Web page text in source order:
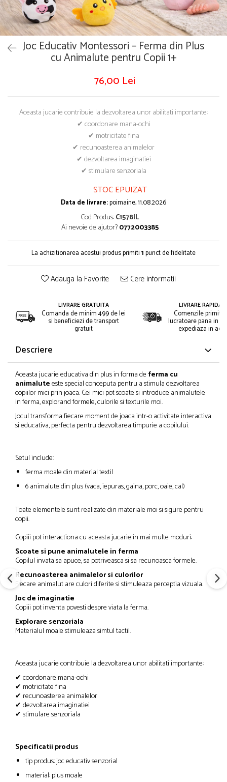
Puzzle
Tablite, Litere si Cifre
Jucarii exterior
Joc Educativ Montessori – Ferma din Plus
cu Animalute pentru Copii 1+
76,00 Lei
Aceasta jucarie contribuie la dezvoltarea unor abilitati importante:
✔ coordonare mana-ochi
✔ motricitate fina
✔ recunoasterea animalelor
✔ dezvoltarea imaginatiei
✔ stimulare senzoriala
STOC EPUIZAT
Data de livrare:poimaine, 11.08.2026
Cod Produs:C1578IL
Ai nevoie de ajutor?0772003385
La achizitionarea acestui produs primiti1punct de fidelitate
Adauga la Favorite Cere informatii
LIVRARE GRATUITA
Comanda de minim 499 de lei
si beneficiezi de transport
gratuit
LIVRARE RAPIDA
Comenzile primite
lucratoare pana in
expediaza in
Descriere
Aceasta jucarie educativa din plus in forma de ferma cu
animaluteeste special conceputa pentru a stimula dezvoltarea
copiilor mici prin joaca. Cei mici pot scoate si introduce animalutele
in ferma, explorand formele, culorile si texturile moi.
Jocul transforma fiecare moment de joaca intr-o activitate interactiva
si educativa, perfecta pentru dezvoltarea timpurie a copilului.
Setul include:
ferma moale din material textil
6 animalute din plus (vaca, iepuras, gaina, porc, oaie, cal)
Toate elementele sunt realizate din materiale moi si sigure pentru
copii.
Copiii pot interactiona cu aceasta jucarie in mai multe moduri:
Scoate si pune animalutele in ferma
Copilul invata sa apuce, sa potriveasca si sa recunoasca formele.
Recunoasterea animalelor si culorilor
Fiecare animalut are culori diferite si stimuleaza perceptia vizuala.
Joc de imaginatie
Copiii pot inventa povesti despre viata la ferma.
Explorare senzoriala
Materialul moale stimuleaza simtul tactil.
Aceasta jucarie contribuie la dezvoltarea unor abilitati importante:
✔ coordonare mana-ochi
✔ motricitate fina
✔ recunoasterea animalelor
✔ dezvoltarea imaginatiei
✔ stimulare senzoriala
Specificatii produs
tip produs: joc educativ senzorial
material: plus moale